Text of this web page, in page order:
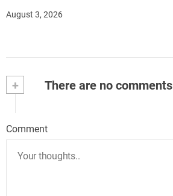
August 3, 2026
+ There are no comments
Comment